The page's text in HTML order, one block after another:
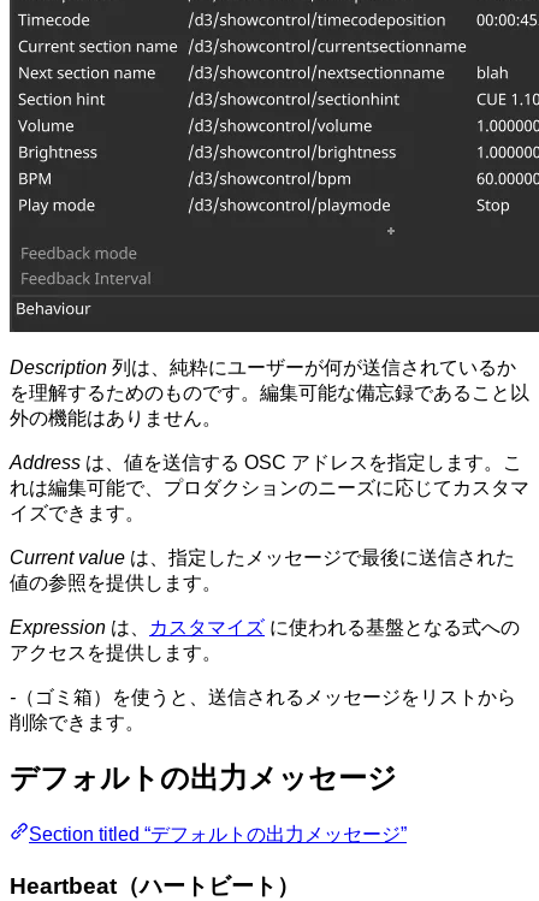
Description 列は、純粋にユーザーが何が送信されているか
を理解するためのものです。編集可能な備忘録であること以
外の機能はありません。
Address は、値を送信する OSC アドレスを指定します。こ
れは編集可能で、プロダクションのニーズに応じてカスタマ
イズできます。
Current value は、指定したメッセージで最後に送信された
値の参照を提供します。
Expression は、 カスタマイズ に使われる基盤となる式への
アクセスを提供します。
- （ゴミ箱）を使うと、送信されるメッセージをリストから
削除できます。
デフォルトの出力メッセージ
Section titled “デフォルトの出力メッセージ”
Heartbeat（ハートビート）